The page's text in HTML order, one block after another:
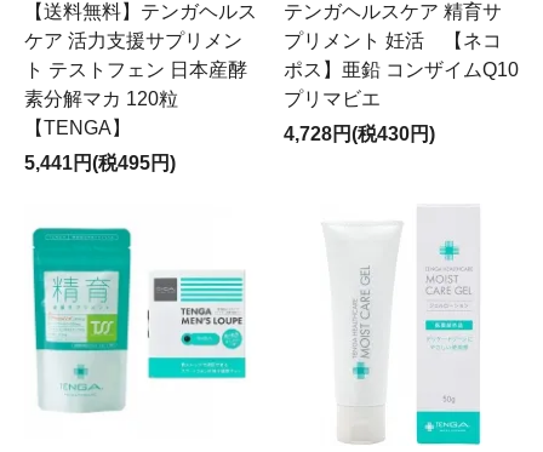
【送料無料】テンガヘルス
ケア 活力支援サプリメン
ト テストフェン 日本産酵
素分解マカ 120粒
【TENGA】
5,441円(税495円)
テンガヘルスケア 精育サ
プリメント 妊活 【ネコ
ポス】亜鉛 コンザイムQ10
プリマビエ
4,728円(税430円)